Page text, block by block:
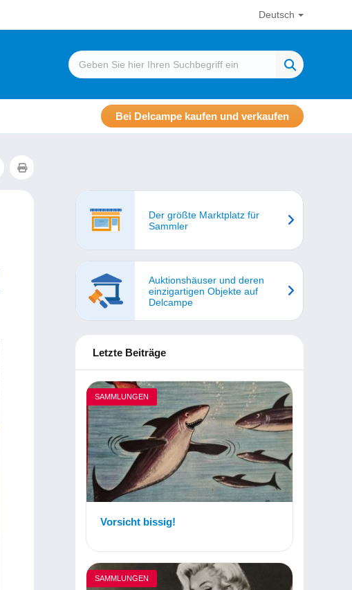
Deutsch
Bei Delcampe kaufen und verkaufen
Der größte Marktplatz für
Sammler
Auktionshäuser und deren
einzigartigen Objekte auf
Delcampe
Letzte Beiträge
SAMMLUNGEN
Vorsicht bissig!
SAMMLUNGEN